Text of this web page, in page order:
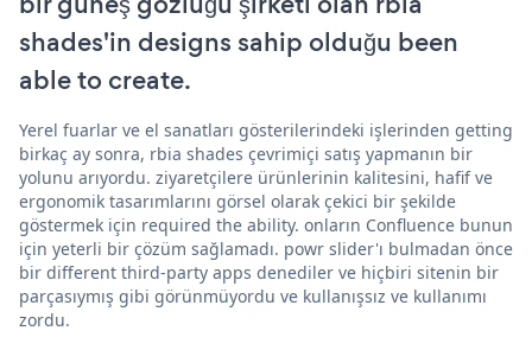
shades'in designs sahip olduğu been
able to create.
Yerel fuarlar ve el sanatları gösterilerindeki işlerinden getting
birkaç ay sonra, rbia shades çevrimiçi satış yapmanın bir
yolunu arıyordu. ziyaretçilere ürünlerinin kalitesini, hafif ve
ergonomik tasarımlarını görsel olarak çekici bir şekilde
göstermek için required the ability. onların Confluence bunun
için yeterli bir çözüm sağlamadı. powr slider'ı bulmadan önce
bir different third-party apps denediler ve hiçbiri sitenin bir
parçasıymış gibi görünmüyordu ve kullanışsız ve kullanımı
zordu.